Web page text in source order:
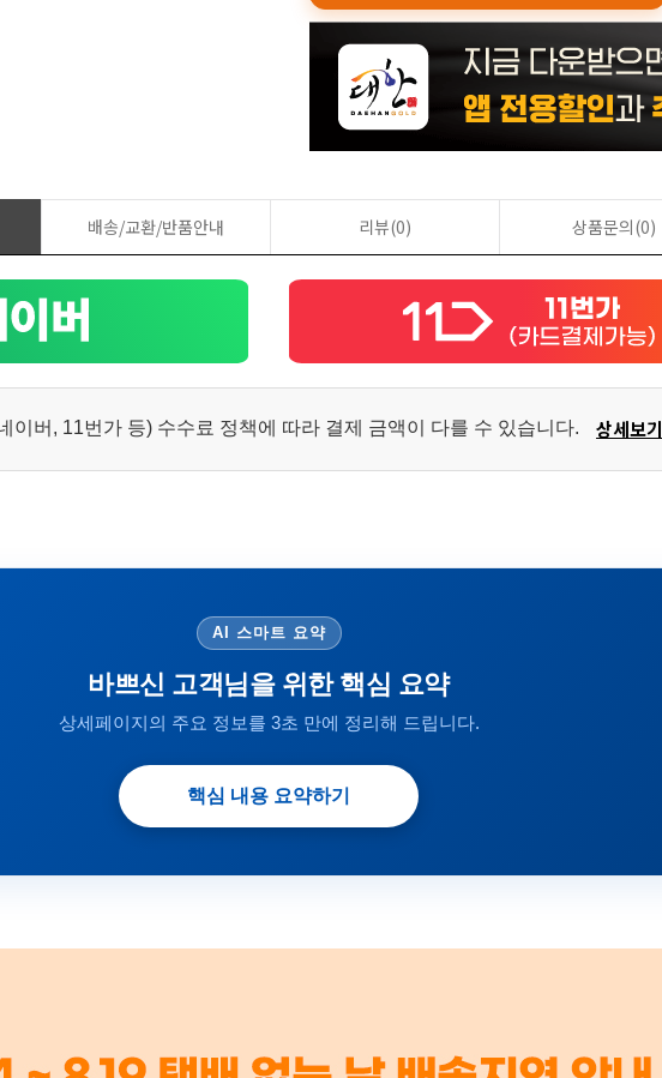
배송/교환/반품안내 리뷰(0) 상품문의(0)
이버, 11번가 등) 수수료 정책에 따라 결제 금액이 다를 수 있습니다. 상세보기
AI 스마트 요약
바쁘신 고객님을 위한 핵심 요약
상세페이지의 주요 정보를 3초 만에 정리해 드립니다.
핵심 내용 요약하기